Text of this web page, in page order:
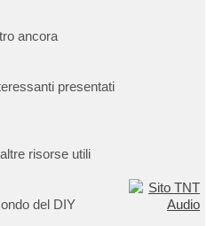
ancora
presentati
risorse utili
del DIY